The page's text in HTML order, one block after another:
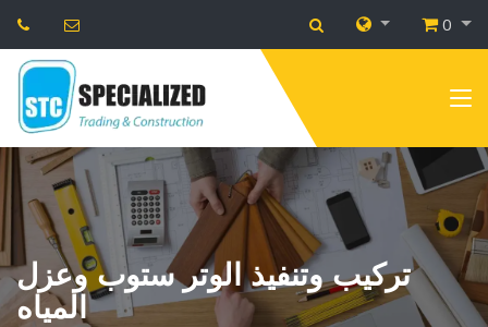
0
تركيب وتنفيذ الوتر ستوب وعزل
المياه